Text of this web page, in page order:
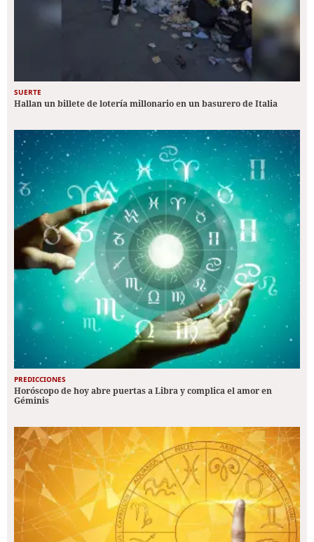
SUERTE
Hallan un billete de lotería millonario en un basurero de Italia
PREDICCIONES
Horóscopo de hoy abre puertas a Libra y complica el amor en
Géminis